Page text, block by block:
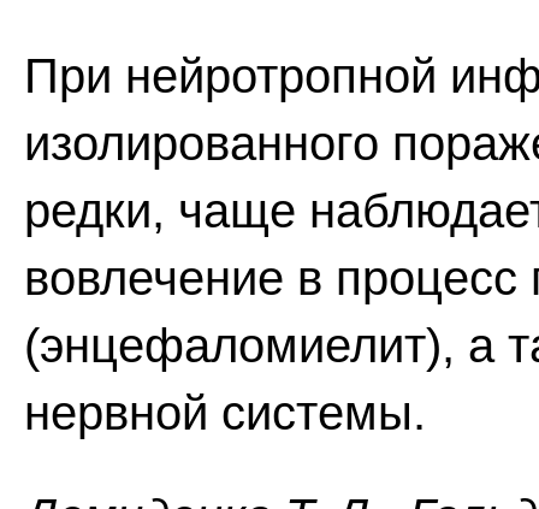
При нейротропной
изолированного
редки, чаще
вовлечение в процесс
(энцефаломиелит), а
нервной системы.